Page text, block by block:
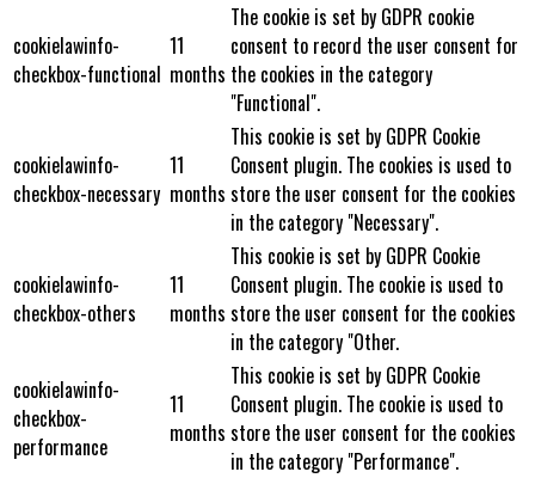
cookielawinfo-
checkbox-functional
11
months
The cookie is set by GDPR cookie
consent to record the user consent for
the cookies in the category
"Functional".
cookielawinfo-
checkbox-necessary
11
months
This cookie is set by GDPR Cookie
Consent plugin. The cookies is used to
store the user consent for the cookies
in the category "Necessary".
cookielawinfo-
checkbox-others
11
months
This cookie is set by GDPR Cookie
Consent plugin. The cookie is used to
store the user consent for the cookies
in the category "Other.
cookielawinfo-
checkbox-
performance
11
months
This cookie is set by GDPR Cookie
Consent plugin. The cookie is used to
store the user consent for the cookies
in the category "Performance".